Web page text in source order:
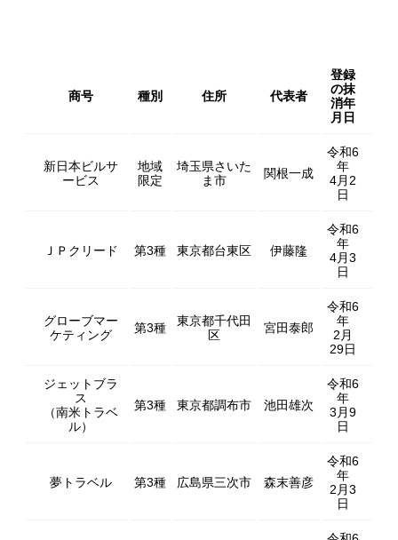
商号 種別 住所 代表者
登録
の抹
消年
月日
新日本ビルサ
ービス
地域
限定
埼玉県さいた
ま市
関根一成
令和6
年
4月2
日
ＪＰクリード 第3種 東京都台東区 伊藤隆
令和6
年
4月3
日
グローブマー
ケティング
第3種
東京都千代田
区
宮田泰郎
令和6
年
2月
29日
ジェットブラ
ス
（南米トラベ
ル）
第3種 東京都調布市 池田雄次
令和6
年
3月9
日
夢トラベル 第3種 広島県三次市 森末善彦
令和6
年
2月3
日